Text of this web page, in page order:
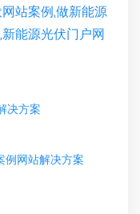
站案例,做新能源
能源光伏门户网
决方案
例网站解决方案